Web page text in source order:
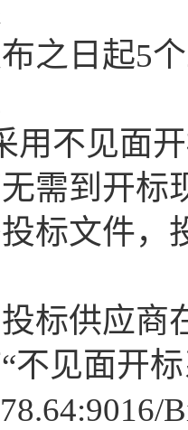
之日起5
用不见面
需到开标
标文件，
标供应商
不见面开